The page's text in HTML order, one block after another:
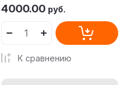
4000.00 руб.
К сравнению